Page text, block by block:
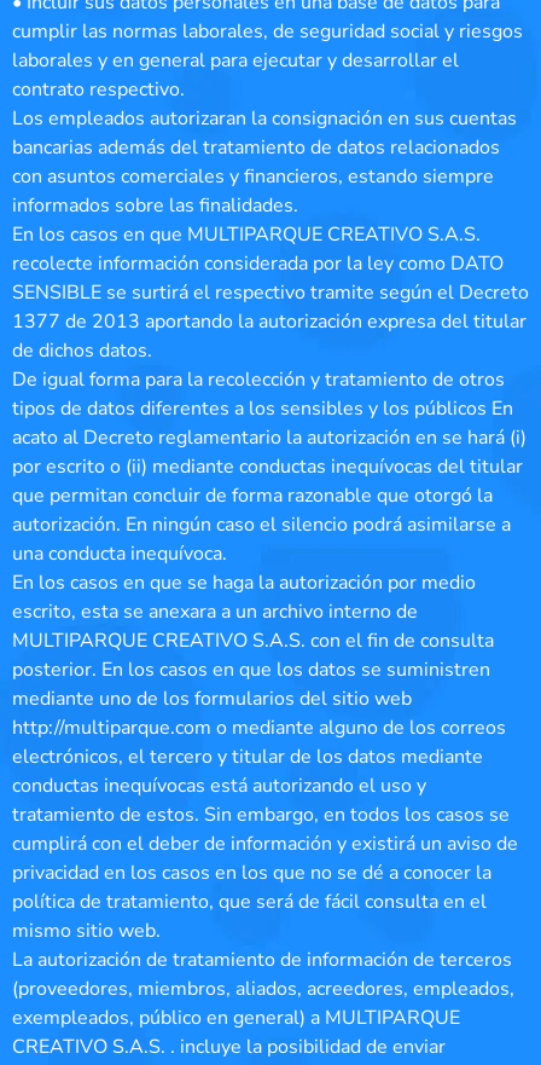
cumplir las normas laborales, de seguridad social y riesgos
laborales y en general para ejecutar y desarrollar el
contrato respectivo.
Los empleados autorizaran la consignación en sus cuentas
bancarias además del tratamiento de datos relacionados
con asuntos comerciales y financieros, estando siempre
informados sobre las finalidades.
En los casos en que MULTIPARQUE CREATIVO S.A.S.
recolecte información considerada por la ley como DATO
SENSIBLE se surtirá el respectivo tramite según el Decreto
1377 de 2013 aportando la autorización expresa del titular
de dichos datos.
De igual forma para la recolección y tratamiento de otros
tipos de datos diferentes a los sensibles y los públicos En
acato al Decreto reglamentario la autorización en se hará (i)
por escrito o (ii) mediante conductas inequívocas del titular
que permitan concluir de forma razonable que otorgó la
autorización. En ningún caso el silencio podrá asimilarse a
una conducta inequívoca.
En los casos en que se haga la autorización por medio
escrito, esta se anexara a un archivo interno de
MULTIPARQUE CREATIVO S.A.S. con el fin de consulta
posterior. En los casos en que los datos se suministren
mediante uno de los formularios del sitio web
http://multiparque.com o mediante alguno de los correos
electrónicos, el tercero y titular de los datos mediante
conductas inequívocas está autorizando el uso y
tratamiento de estos. Sin embargo, en todos los casos se
cumplirá con el deber de información y existirá un aviso de
privacidad en los casos en los que no se dé a conocer la
política de tratamiento, que será de fácil consulta en el
mismo sitio web.
La autorización de tratamiento de información de terceros
(proveedores, miembros, aliados, acreedores, empleados,
exempleados, público en general) a MULTIPARQUE
CREATIVO S.A.S. . incluye la posibilidad de enviar